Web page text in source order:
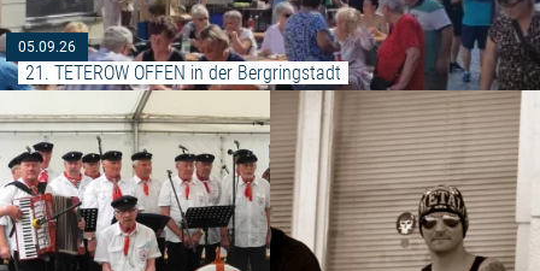
05.09.26
21. TETEROW OFFEN in der Bergringstadt
Weiterlesen: